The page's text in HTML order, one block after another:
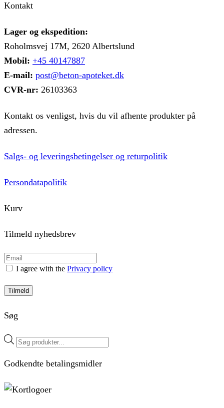
varesiden
Kontakt
Lager og ekspedition:
Roholmsvej 17M, 2620 Albertslund
Mobil: +45 40147887
E-mail: post@beton-apoteket.dk
CVR-nr: 26103363
Kontakt os venligst, hvis du vil afhente produkter på
adressen.
Salgs- og leveringsbetingelser og returpolitik
Persondatapolitik
Kurv
Tilmeld nyhedsbrev
I agree with the Privacy policy
Tilmeld
Søg
Products
search
Godkendte betalingsmidler